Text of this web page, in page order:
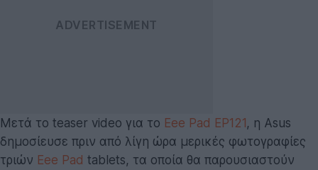
Μετά το teaser video για το Eee Pad EP121, η Asus
δημοσίευσε πριν από λίγη ώρα μερικές φωτογραφίες
τριών Eee Pad tablets, τα οποία θα παρουσιαστούν